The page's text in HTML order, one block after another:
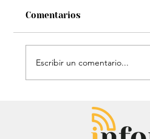
Héroe de cuatro
policía sorprendió
Comentarios
Escribir un comentario...